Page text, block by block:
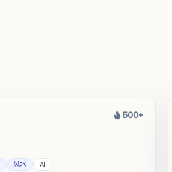
热度
500+
风水 AI